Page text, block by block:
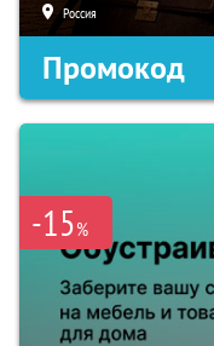
Россия
Промокод
-15%